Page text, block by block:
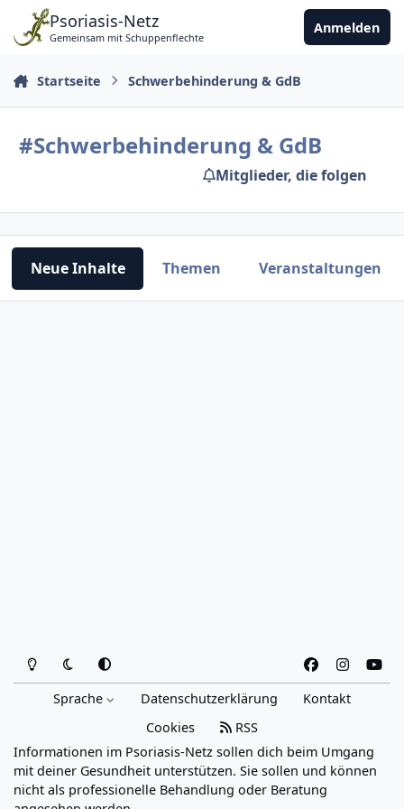
Zu Inhalt springen
Psoriasis-Netz
Gemeinsam mit Schuppenflechte
Anmelden
Startseite Schwerbehinderung & GdB
#Schwerbehinderung & GdB
Mitglieder, die folgen
Neue Inhalte Themen Veranstaltungen
Heller ModusDunkler Modus
Systemeinstellung
a
b
o
o
n
s
a
g
o
u
b
Sprache Datenschutzerklärung
Kontakt
Cookies
RSS
Informationen im Psoriasis-Netz sollen dich beim Umgang
mit deiner Gesundheit unterstützen. Sie sollen und können
nicht als professionelle Behandlung oder Beratung